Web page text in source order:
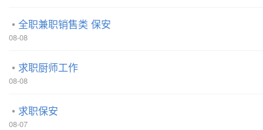
全职兼职销售类 保安
08-08
求职厨师工作
08-08
求职保安
08-07